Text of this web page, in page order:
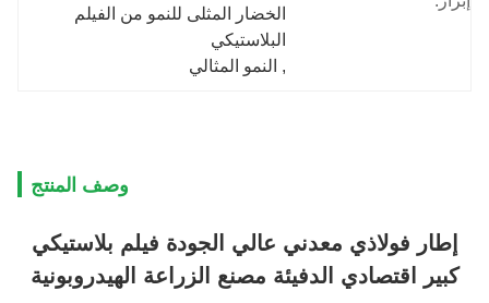
البلاستيكي
, النمو المثالي
وصف المنتج
إطار فولاذي معدني عالي الجودة فيلم بلاستيكي
كبير اقتصادي الدفيئة مصنع الزراعة الهيدروبونية